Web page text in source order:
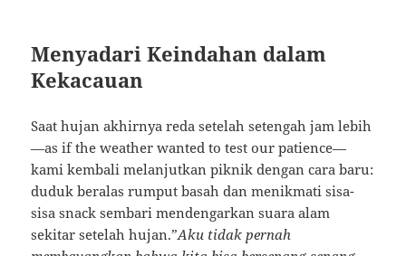
Menyadari Keindahan dalam
Kekacauan
Saat hujan akhirnya reda setelah setengah jam lebih
—as if the weather wanted to test our patience—
kami kembali melanjutkan piknik dengan cara baru:
duduk beralas rumput basah dan menikmati sisa-
sisa snack sembari mendengarkan suara alam
sekitar setelah hujan.”Aku tidak pernah